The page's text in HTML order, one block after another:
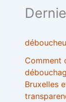
Comment
Bruxelles